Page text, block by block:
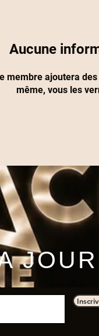
Aucune
membre ajoutera
même, vous les
JOUR